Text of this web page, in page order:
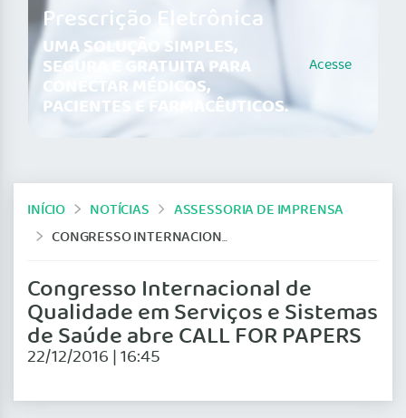
Prescrição Eletrônica
UMA SOLUÇÃO SIMPLES,
SEGURA E GRATUITA PARA
CONECTAR MÉDICOS,
PACIENTES E FARMACÊUTICOS.
Acesse
INÍCIO NOTÍCIAS
ASSESSORIA DE IMPRENSA
CONGRESSO INTERNACIONAL DE QUALIDADE EM SERVIÇOS E SISTEMAS DE SAÚDE ABRE CALL FOR PAPERS
Congresso Internacional de
Qualidade em Serviços e Sistemas
de Saúde abre CALL FOR PAPERS
22/12/2016 | 16:45